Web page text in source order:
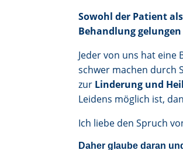
Sowohl der Patient
Behandlung
Jeder von uns hat eine
schwer machen durch
zur Linderung und
Leidens möglich ist,
Ich liebe den Spruch
Daher glaube daran